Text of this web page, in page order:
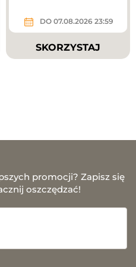
DO 07.08.2026 23:59
SKORZYSTAJ
promocji? Zapisz się
oszczędzać!